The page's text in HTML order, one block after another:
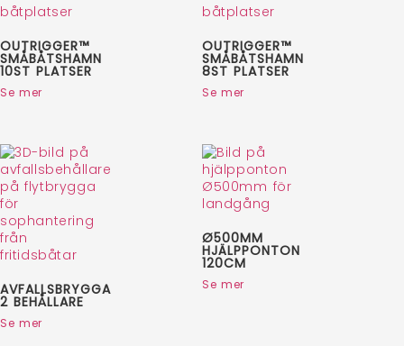
OUTRIGGER™
SMÅBÅTSHAMN
10ST PLATSER
Se mer
OUTRIGGER™
SMÅBÅTSHAMN
8ST PLATSER
Se mer
AVFALLSBRYGGA
2 BEHÅLLARE
Se mer
Ø500MM
HJÄLPPONTON
120CM
Se mer